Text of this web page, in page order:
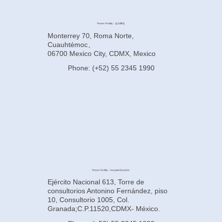
Power Fertility - 总办事处
Monterrey 70, Roma Norte,
Cuauhtémoc、
06700 Mexico City, CDMX, Mexico
Phone: (+52) 55 2345 1990
Power Fertility - Hospital Español
Ejército Nacional 613, Torre de
consultorios Antonino Fernández, piso
10, Consultorio 1005, Col.
Granada;C.P.11520,CDMX- México.